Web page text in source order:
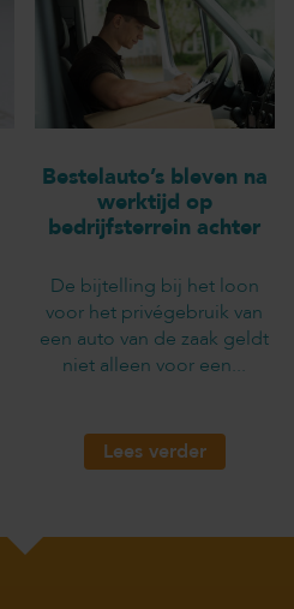
Bestelauto’s bleven na
werktijd op
bedrijfsterrein achter
De bijtelling bij het loon
voor het privégebruik van
een auto van de zaak geldt
niet alleen voor een...
Lees verder